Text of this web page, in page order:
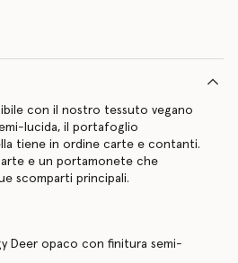
con il nostro tessuto vegano
lucida, il portafoglio
tiene in ordine carte e contanti.
e un portamonete che
scomparti principali.
Deer opaco con finitura semi-